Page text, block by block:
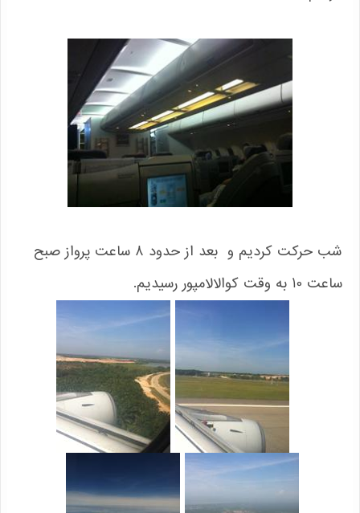
شب حرکت کردیم و بعد از حدود 8 ساعت پرواز صبح
ساعت 10 به وقت کوالالامپور رسیدیم.